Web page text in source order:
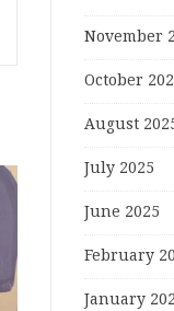
November
October
August
July 2025
June 2025
February
January